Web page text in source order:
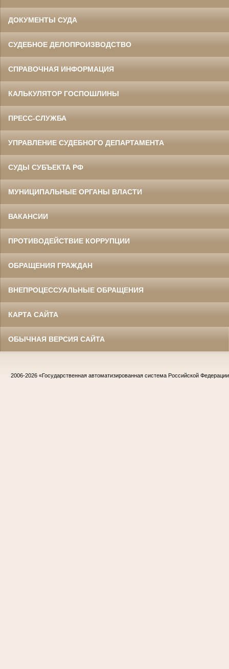
ДОКУМЕНТЫ СУДА
СУДЕБНОЕ ДЕЛОПРОИЗВОДСТВО
СПРАВОЧНАЯ ИНФОРМАЦИЯ
КАЛЬКУЛЯТОР ГОСПОШЛИНЫ
ПРЕСС-СЛУЖБА
УПРАВЛЕНИЕ СУДЕБНОГО ДЕПАРТАМЕНТА
СУДЫ СУБЪЕКТА РФ
МУНИЦИПАЛЬНЫЕ ОРГАНЫ ВЛАСТИ
ВАКАНСИИ
ПРОТИВОДЕЙСТВИЕ КОРРУПЦИИ
ОБРАЩЕНИЯ ГРАЖДАН
ВНЕПРОЦЕССУАЛЬНЫЕ ОБРАЩЕНИЯ
КАРТА САЙТА
ОБЫЧНАЯ ВЕРСИЯ САЙТА
2006-2026 «Государственная автоматизированная система Российской